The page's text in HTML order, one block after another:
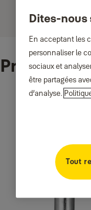
Vers les points de vente
Produits
Dites-nous
En acceptant les
personnaliser le
sociaux et
être partagées
d’analyse.
Tout